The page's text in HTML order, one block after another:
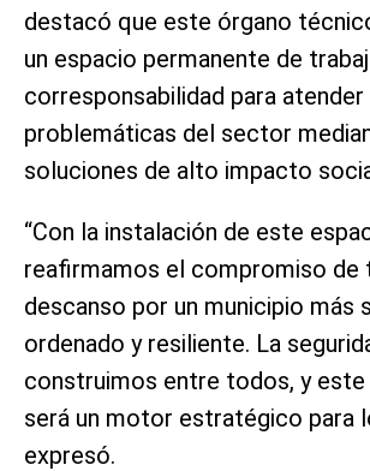
destacó que este órgano
un espacio permanente de
corresponsabilidad para atender
problemáticas del sector
soluciones de alto impacto
“Con la instalación de este
reafirmamos el compromiso de
descanso por un municipio más
ordenado y resiliente. La
construimos entre todos, y
será un motor estratégico para
expresó.